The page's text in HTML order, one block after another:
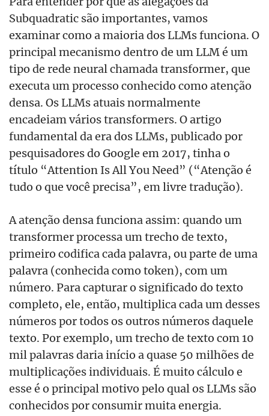
Subquadratic são importantes, vamos
examinar como a maioria dos LLMs funciona. O
principal mecanismo dentro de um LLM é um
tipo de rede neural chamada transformer, que
executa um processo conhecido como atenção
densa. Os LLMs atuais normalmente
encadeiam vários transformers. O artigo
fundamental da era dos LLMs, publicado por
pesquisadores do Google em 2017, tinha o
título “Attention Is All You Need” (“Atenção é
tudo o que você precisa”, em livre tradução).
A atenção densa funciona assim: quando um
transformer processa um trecho de texto,
primeiro codifica cada palavra, ou parte de uma
palavra (conhecida como token), com um
número. Para capturar o significado do texto
completo, ele, então, multiplica cada um desses
números por todos os outros números daquele
texto. Por exemplo, um trecho de texto com 10
mil palavras daria início a quase 50 milhões de
multiplicações individuais. É muito cálculo e
esse é o principal motivo pelo qual os LLMs são
conhecidos por consumir muita energia.